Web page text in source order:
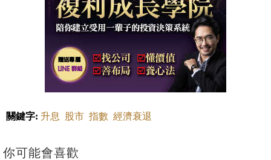
關鍵字: 升息 股市 指數 經濟衰退
你可能會喜歡